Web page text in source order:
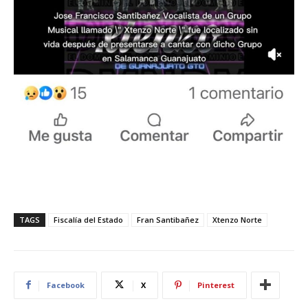
TAGS Fiscalía del Estado Fran Santibañez Xtenzo Norte
Facebook X Pinterest